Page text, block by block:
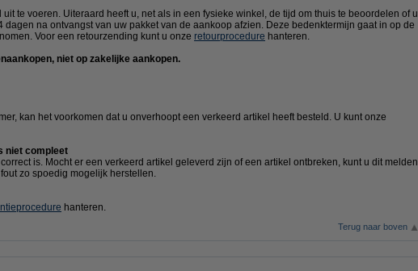
te voeren. Uiteraard heeft u, net als in een fysieke winkel, de tijd om thuis te beoordelen of u
na ontvangst van uw pakket van de aankoop afzien. Deze bedenktermijn gaat in op de
Voor een retourzending kunt u onze retourprocedure hanteren.
niet op zakelijke aankopen.
kan het voorkomen dat u onverhoopt een verkeerd artikel heeft besteld. U kunt onze
niet compleet
is. Mocht er een verkeerd artikel geleverd zijn of een artikel ontbreken, kunt u dit melden
zo spoedig mogelijk herstellen.
hanteren.
Terug naar boven